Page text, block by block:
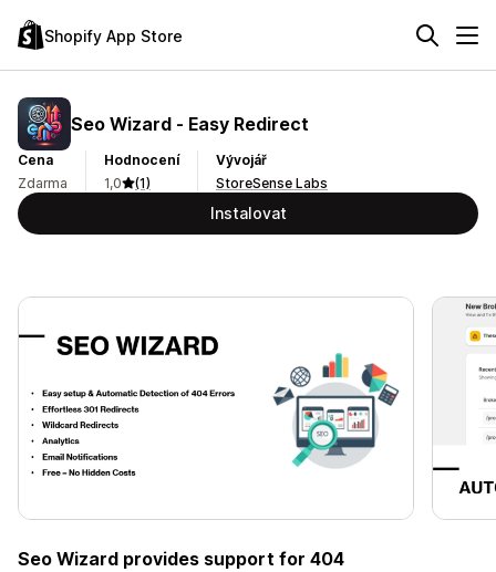
Shopify App Store
Seo Wizard ‑ Easy Redirect
Cena
Zdarma
Hodnocení
1,0
(1)
Vývojář
StoreSense Labs
Instalovat
Seo Wizard provides support for 404